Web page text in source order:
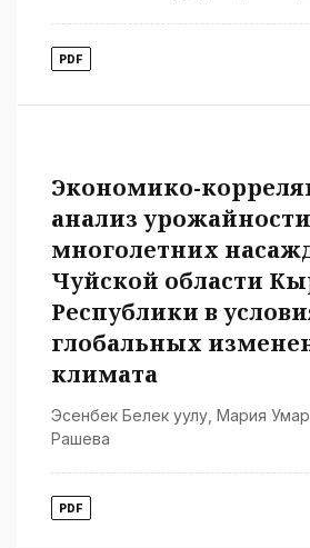
PDF
Экономико-
анализ урожайности
многолетних
Чуйской области
Республики в
глобальных
климата
Эсенбек Белек уулу Мария
Рашева
PDF